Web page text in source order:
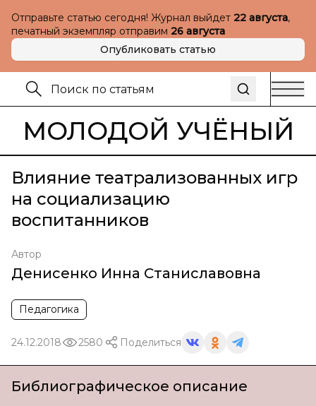
Отправьте статью сегодня! Журнал выйдет 22 августа,
печатный экземпляр отправим 26 августа
Опубликовать статью
МОЛОДОЙ УЧЁНЫЙ
Влияние театрализованных игр
на социализацию
воспитанников
Автор
Денисенко Инна Станиславовна
Педагогика
24.12.2018 2580 Поделиться
Библиографическое описание